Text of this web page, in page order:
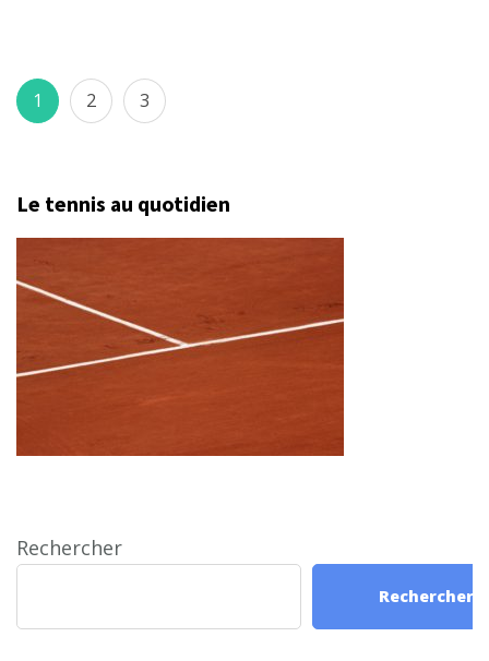
Pagination
des
Page
1 Page
2 Page
3
Le tennis au quotidien
Rechercher
Rechercher